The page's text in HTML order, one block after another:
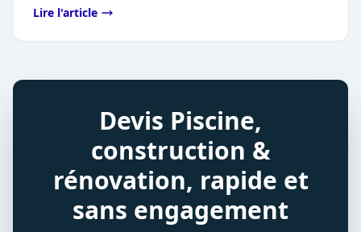
Lire l'article
Devis Piscine,
construction &
rénovation, rapide et
sans engagement